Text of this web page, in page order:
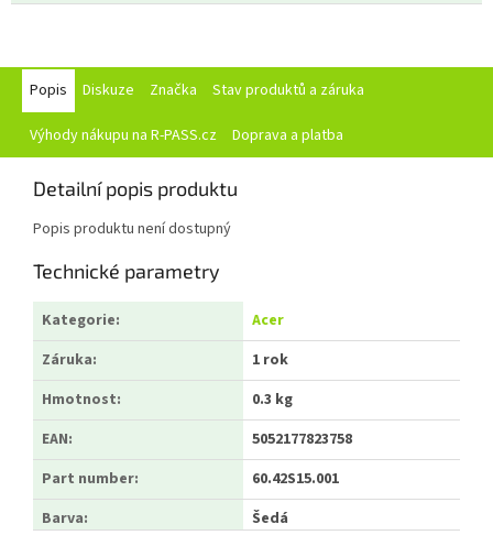
Popis Diskuze Značka Stav produktů a záruka
Výhody nákupu na R-PASS.cz Doprava a platba
Detailní popis produktu
Popis produktu není dostupný
Technické parametry
Kategorie:
Acer
Záruka:
1 rok
Hmotnost:
0.3 kg
EAN:
5052177823758
Part number:
60.42S15.001
Barva: Šedá